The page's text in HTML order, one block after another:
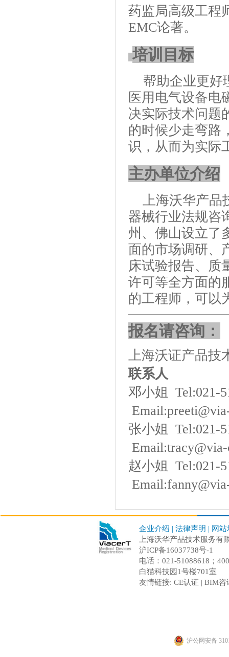
药监局高级工程
EMC论著。
培训目标
帮助企业更好
医用电气设备电
决实际技术问题
的时候少走弯路
识，从而为实际
主办单位介绍
上海沃华产品
器械行业法规咨
州、佛山设立了
面的市场调研、
床试验报告、质
许可等全方面的
的工程师，可以
报名请咨询：
上海沃证产品技
联系人
邓小姐 Tel:021-
张小姐 Tel:021-
赵小姐 Tel:021-
企业介绍 | 法律声明 | 网站
上海沃华产品技术服务有
沪ICP备16037738号-1
电话：021-51088618；
白猫科技园1号楼701室
友情链接: CE认证 | BIM咨
沪公网安备